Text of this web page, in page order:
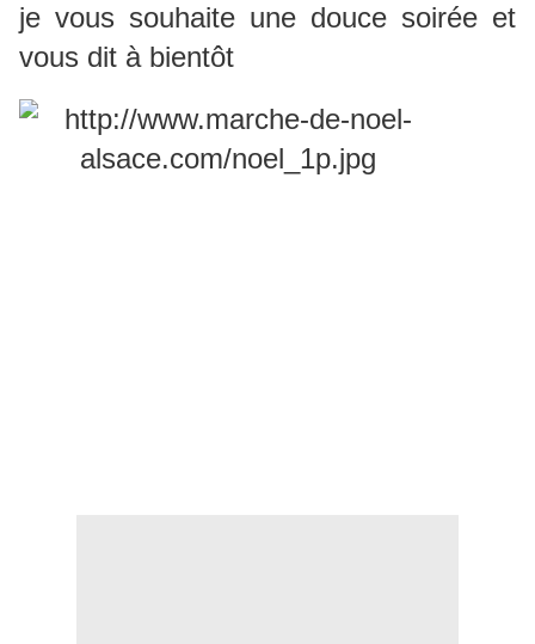
je vous souhaite une douce soirée et
vous dit à bientôt